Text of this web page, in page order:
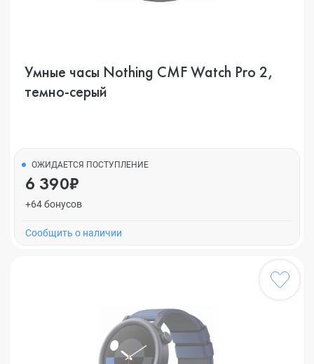
Умные часы Nothing CMF Watch Pro 2,
темно-серый
ОЖИДАЕТСЯ ПОСТУПЛЕНИЕ
6 390₽
+64 бонусов
Cообщить о наличии